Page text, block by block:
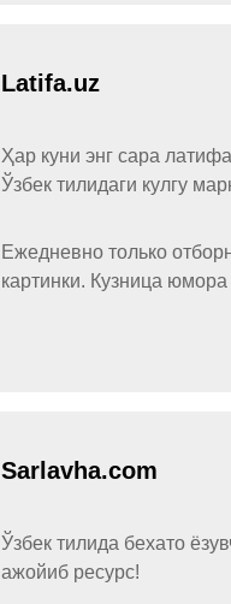
Latifa.uz
Ҳар куни энг сара
Ўзбек тилидаги кулгу
Ежедневно только
картинки. Кузница
Sarlavha.com
Ўзбек тилида бехато
ажойиб ресурс!